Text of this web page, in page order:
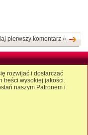
pierwszy komentarz »
rozwijać i dostarczać
treści wysokiej jakości.
naszym Patronem i